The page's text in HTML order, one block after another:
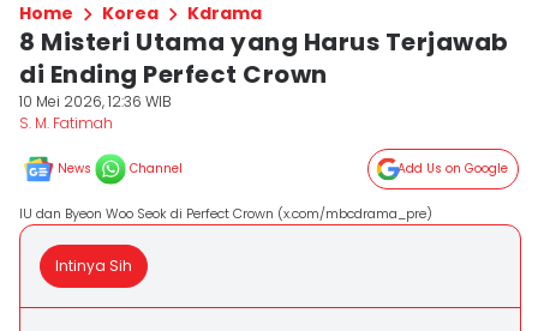
Home Korea Kdrama
8 Misteri Utama yang Harus Terjawab
di Ending Perfect Crown
10 Mei 2026, 12:36 WIB
S. M. Fatimah
News Channel Add Us on Google
IU dan Byeon Woo Seok di Perfect Crown (x.com/mbcdrama_pre)
Intinya Sih